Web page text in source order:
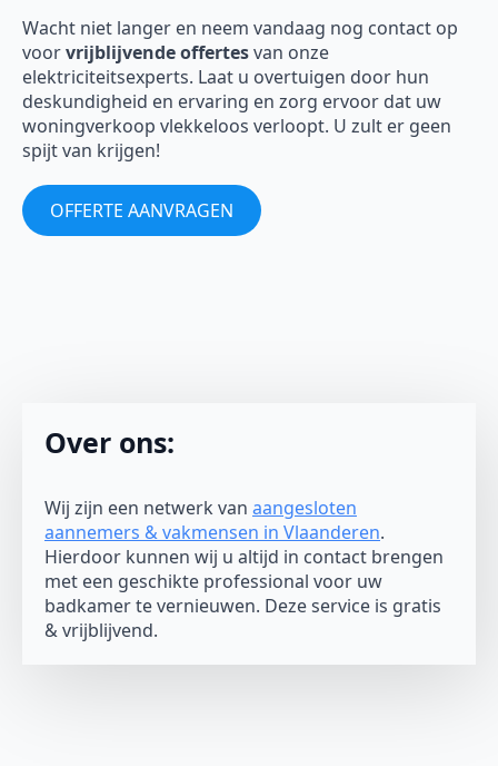
Wacht niet langer en neem vandaag nog contact op
voorvrijblijvende offertesvan onze
elektriciteitsexperts. Laat u overtuigen door hun
deskundigheid en ervaring en zorg ervoor dat uw
woningverkoop vlekkeloos verloopt. U zult er geen
spijt van krijgen!
OFFERTE AANVRAGEN
Over ons:
Wij zijn een netwerk van aangesloten
aannemers & vakmensen in Vlaanderen.
Hierdoor kunnen wij u altijd in contact brengen
met een geschikte professional voor uw
badkamer te vernieuwen. Deze service is gratis
& vrijblijvend.